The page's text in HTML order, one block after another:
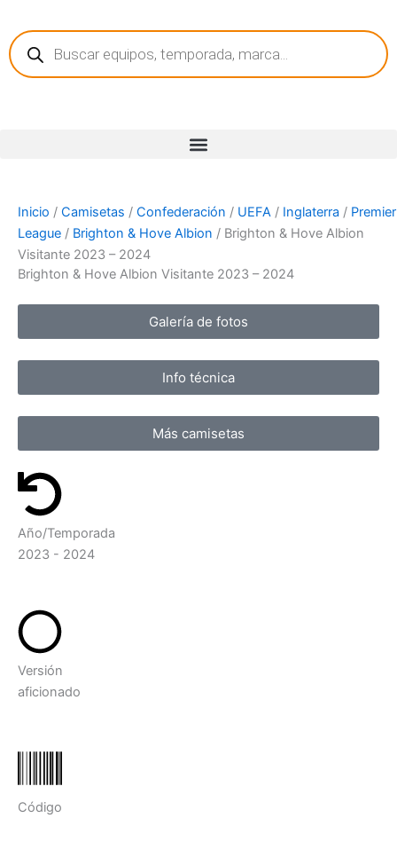
contenido
Búsqueda
de
productos
Inicio / Camisetas / Confederación / UEFA / Inglaterra / Premier
League / Brighton & Hove Albion / Brighton & Hove Albion
Visitante 2023 – 2024
Brighton & Hove Albion Visitante 2023 – 2024
Galería de fotos
Info técnica
Más camisetas
Año/Temporada
2023 - 2024
Versión
aficionado
Código